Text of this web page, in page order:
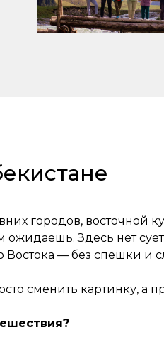
городов, восточной
Здесь нет
— без спешки и
сменить картинку, а